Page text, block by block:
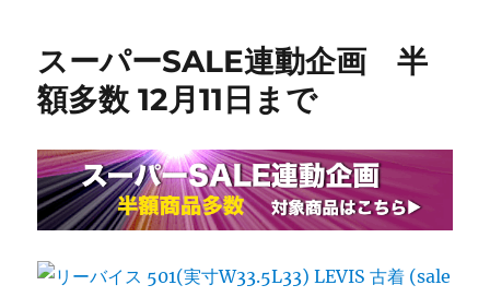
ー
スーパーSALE連動企画 半
額多数 12月11日まで